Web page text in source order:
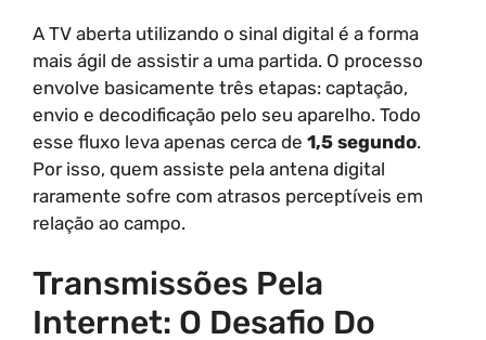
A TV aberta utilizando o sinal digital é a forma
mais ágil de assistir a uma partida. O processo
envolve basicamente três etapas: captação,
envio e decodificação pelo seu aparelho. Todo
esse fluxo leva apenas cerca de 1,5 segundo.
Por isso, quem assiste pela antena digital
raramente sofre com atrasos perceptíveis em
relação ao campo.
Transmissões Pela
Internet: O Desafio Do